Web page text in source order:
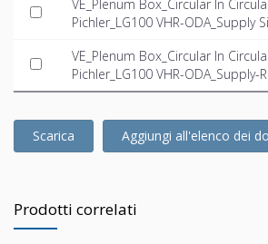
VE_Plenum Box_Circular In
Pichler_LG100 VHR-ODA_Supply
VE_Plenum Box_Circular In
Pichler_LG100 VHR-ODA_Supply-
ion_INT-EN.rfa
Scarica Aggiungi all'elenco dei
Prodotti correlati